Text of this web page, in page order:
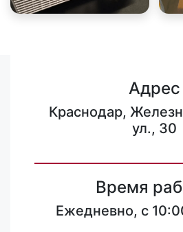
Адрес
Краснодар,
ул., 30
Время
Ежедневно, с